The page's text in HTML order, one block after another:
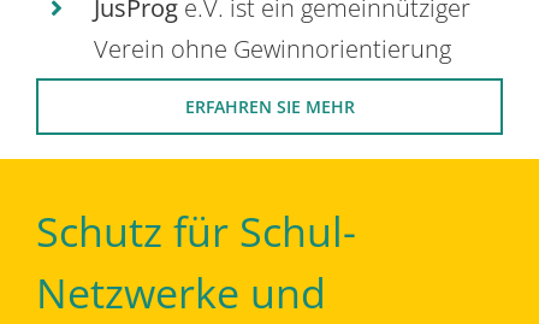
JusProg e.V. ist ein gemeinnütziger
Verein ohne Gewinnorientierung
ERFAHREN SIE MEHR
Schutz für Schul-
Netzwerke und